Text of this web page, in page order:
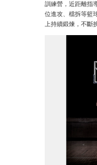
訓練營，近距離指
位進攻、檔拆等籃
上持續鍛煉，不斷